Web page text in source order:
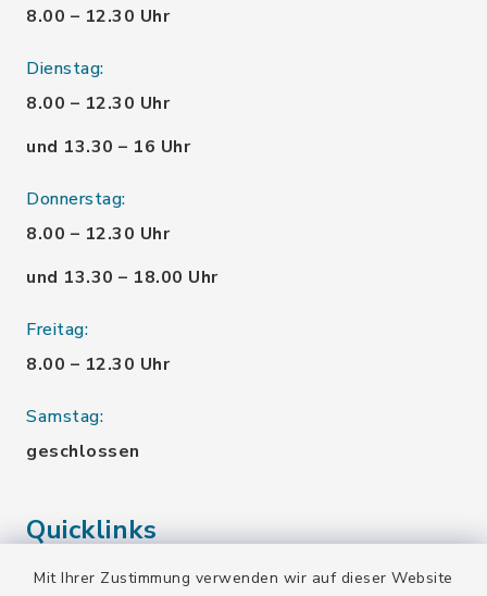
Mit Ihrer Zustimmung verwenden wir auf dieser Website
8.00 – 12.30 Uhr
Dienstag:
8.00 – 12.30 Uhr
und 13.30 – 16 Uhr
Donnerstag:
8.00 – 12.30 Uhr
und 13.30 – 18.00 Uhr
Freitag:
8.00 – 12.30 Uhr
Samstag:
geschlossen
Quicklinks
Landratsamt Bad Tölz-Wolfratshausen